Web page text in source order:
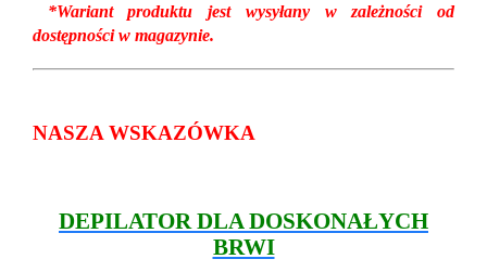
*Wariant produktu jest wysyłany w zależności od
dostępności w magazynie.
NASZA WSKAZÓWKA
DEPILATOR DLA DOSKONAŁYCH
BRWI